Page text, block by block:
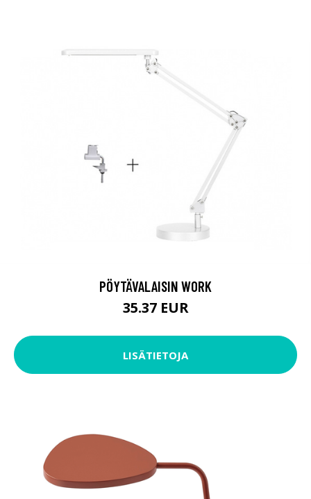
PÖYTÄVALAISIN WORK
35.37 EUR
LISÄTIETOJA